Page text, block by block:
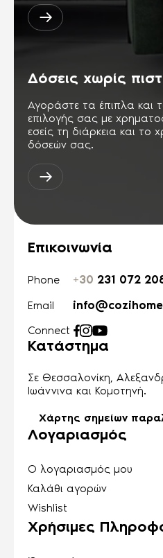
Δόσεις χωρίς
Αγοράστε τα έπιπλα και
επιλογής σας με
εσείς τη διάρκεια και το
δόσεών σας.
Επικοινωνία
Phone +30 231 072
Email
Connect
Κατάστημα
Σε Θεσσαλονίκη,
Ιωάννινα και Κομοτηνή.
Χάρτης σημείων
Λογαριασμός
Ο λογαριασμός μου
Καλάθι αγορών
Wishlist
Χρήσιμες